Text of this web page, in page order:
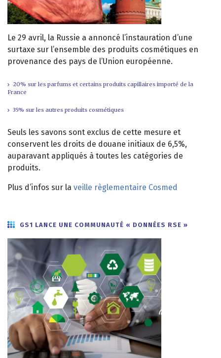
Le 29 avril, la Russie a annoncé l’instauration d’une
surtaxe sur l’ensemble des produits cosmétiques en
provenance des pays de l’Union européenne.
20% sur les parfums et certains produits capillaires importé de la
France
35% sur les autres produits cosmétiques
Seuls les savons sont exclus de cette mesure et
conservent les droits de douane initiaux de 6,5%,
auparavant appliqués à toutes les catégories de
produits.
Plus d’infos sur la veille règlementaire Cosmed
GS1 LANCE UNE COMMUNAUTÉ « DONNÉES RSE »